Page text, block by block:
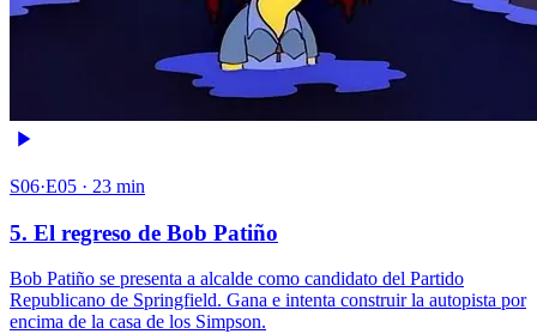
S06·E05 · 23 min
5. El regreso de Bob Patiño
Bob Patiño se presenta a alcalde como candidato del Partido
Republicano de Springfield. Gana e intenta construir la autopista por
encima de la casa de los Simpson.